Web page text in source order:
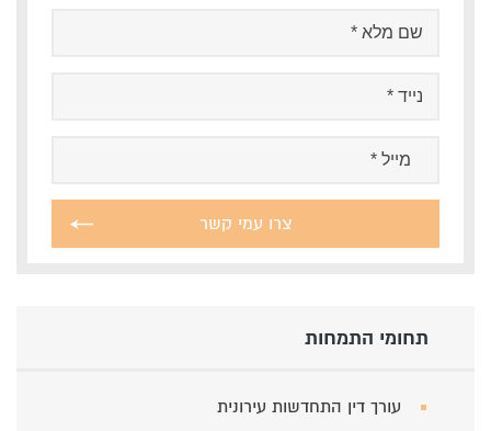
תחומי התמחות
עורך דין התחדשות עירונית